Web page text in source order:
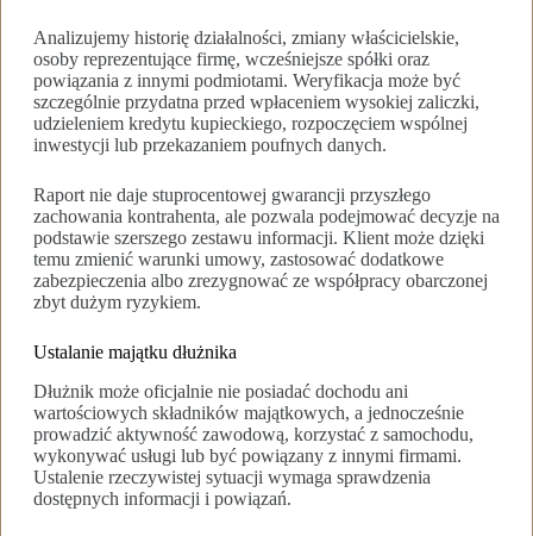
Analizujemy historię działalności, zmiany właścicielskie,
osoby reprezentujące firmę, wcześniejsze spółki oraz
powiązania z innymi podmiotami. Weryfikacja może być
szczególnie przydatna przed wpłaceniem wysokiej zaliczki,
udzieleniem kredytu kupieckiego, rozpoczęciem wspólnej
inwestycji lub przekazaniem poufnych danych.
Raport nie daje stuprocentowej gwarancji przyszłego
zachowania kontrahenta, ale pozwala podejmować decyzje na
podstawie szerszego zestawu informacji. Klient może dzięki
temu zmienić warunki umowy, zastosować dodatkowe
zabezpieczenia albo zrezygnować ze współpracy obarczonej
zbyt dużym ryzykiem.
Ustalanie majątku dłużnika
Dłużnik może oficjalnie nie posiadać dochodu ani
wartościowych składników majątkowych, a jednocześnie
prowadzić aktywność zawodową, korzystać z samochodu,
wykonywać usługi lub być powiązany z innymi firmami.
Ustalenie rzeczywistej sytuacji wymaga sprawdzenia
dostępnych informacji i powiązań.